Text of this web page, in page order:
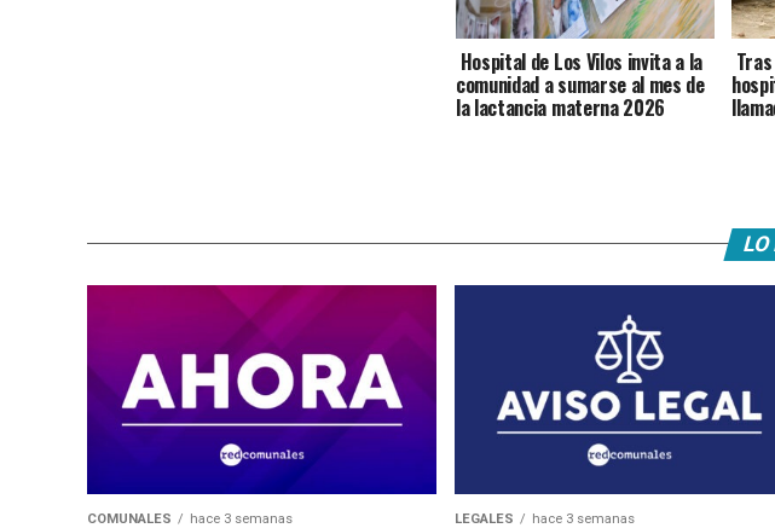
Hospital de Los Vilos invita a la
comunidad a sumarse al mes de
la lactancia materna 2026
LO
COMUNALES hace 3 semanas LEGALES hace 3 semanas